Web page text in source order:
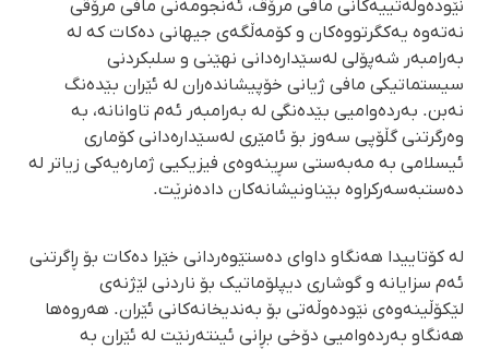
نێودەوڵەتییەکانی مافی مرۆڤ، ئەنجومەنی مافی مرۆڤی
نەتەوە یەکگرتووەکان و کۆمەڵگەی جیهانی دەکات کە لە
بەرامبەر شەپۆلی لەسێدارەدانی نهێنی و سلبکردنی
سیستماتیکی مافی ژیانی خۆپیشاندەران لە ئێران بێدەنگ
نەبن. بەردەوامیی بێدەنگی لە بەرامبەر ئەم تاوانانە، بە
وەرگرتنی گڵۆپی سەوز بۆ ئامێری لەسێدارەدانی کۆماری
ئیسلامی بە مەبەستی سڕینەوەی فیزیکیی ژمارەیەکی زیاتر لە
دەستبەسەرکراوە بێناونیشانەکان دادەنرێت.
لە کۆتاییدا هەنگاو داوای دەستێوەردانی خێرا دەکات بۆ ڕاگرتنی
ئەم سزایانە و گوشاری دیپلۆماتیک بۆ ناردنی لێژنەی
لێکۆڵینەوەی نێودەوڵەتی بۆ بەندیخانەکانی ئێران. هەروەها
هەنگاو بەردەوامیی دۆخی بڕانی ئینتەرنێت لە ئێران بە